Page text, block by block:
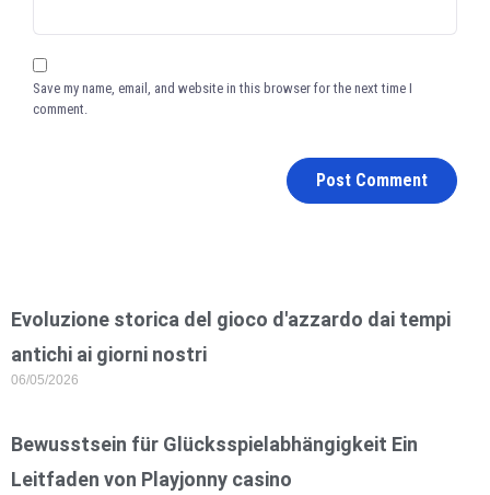
Save my name, email, and website in this browser for the next time I
comment.
Evoluzione storica del gioco d'azzardo dai tempi
antichi ai giorni nostri
06/05/2026
Bewusstsein für Glücksspielabhängigkeit Ein
Leitfaden von Playjonny casino